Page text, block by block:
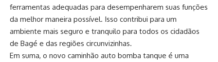
ferramentas adequadas para desempenharem suas funções
da melhor maneira possível. Isso contribui para um
ambiente mais seguro e tranquilo para todos os cidadãos
de Bagé e das regiões circunvizinhas.
Em suma, o novo caminhão auto bomba tanque é uma